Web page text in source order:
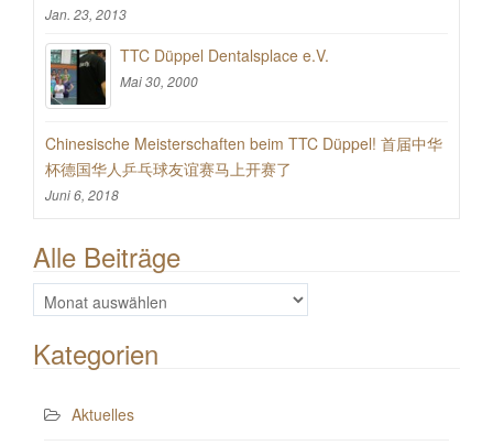
Jan. 23, 2013
TTC Düppel Dentalsplace e.V.
Mai 30, 2000
Chinesische Meisterschaften beim TTC Düppel! 首届中华
杯德国华人乒乓球友谊赛马上开赛了
Juni 6, 2018
Alle Beiträge
Alle
Beiträge
Kategorien
Aktuelles